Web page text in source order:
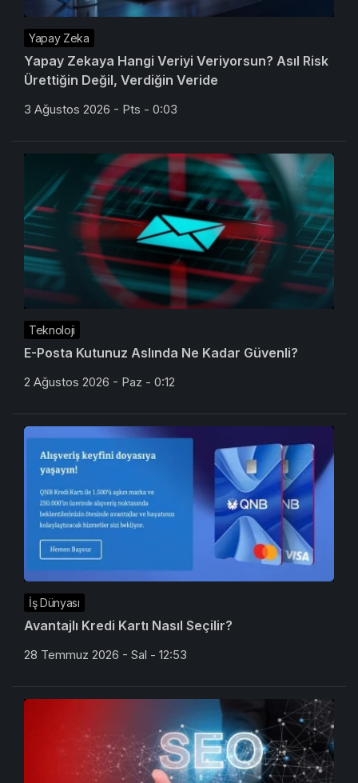
Yapay Zeka
Yapay Zekaya Hangi Veriyi Veriyorsun? Asıl Risk
Ürettiğin Değil, Verdiğin Veride
3 Ağustos 2026 - Pts - 0:03
Teknoloji
E-Posta Kutunuz Aslında Ne Kadar Güvenli?
2 Ağustos 2026 - Paz - 0:12
İş Dünyası
Avantajlı Kredi Kartı Nasıl Seçilir?
28 Temmuz 2026 - Sal - 12:53